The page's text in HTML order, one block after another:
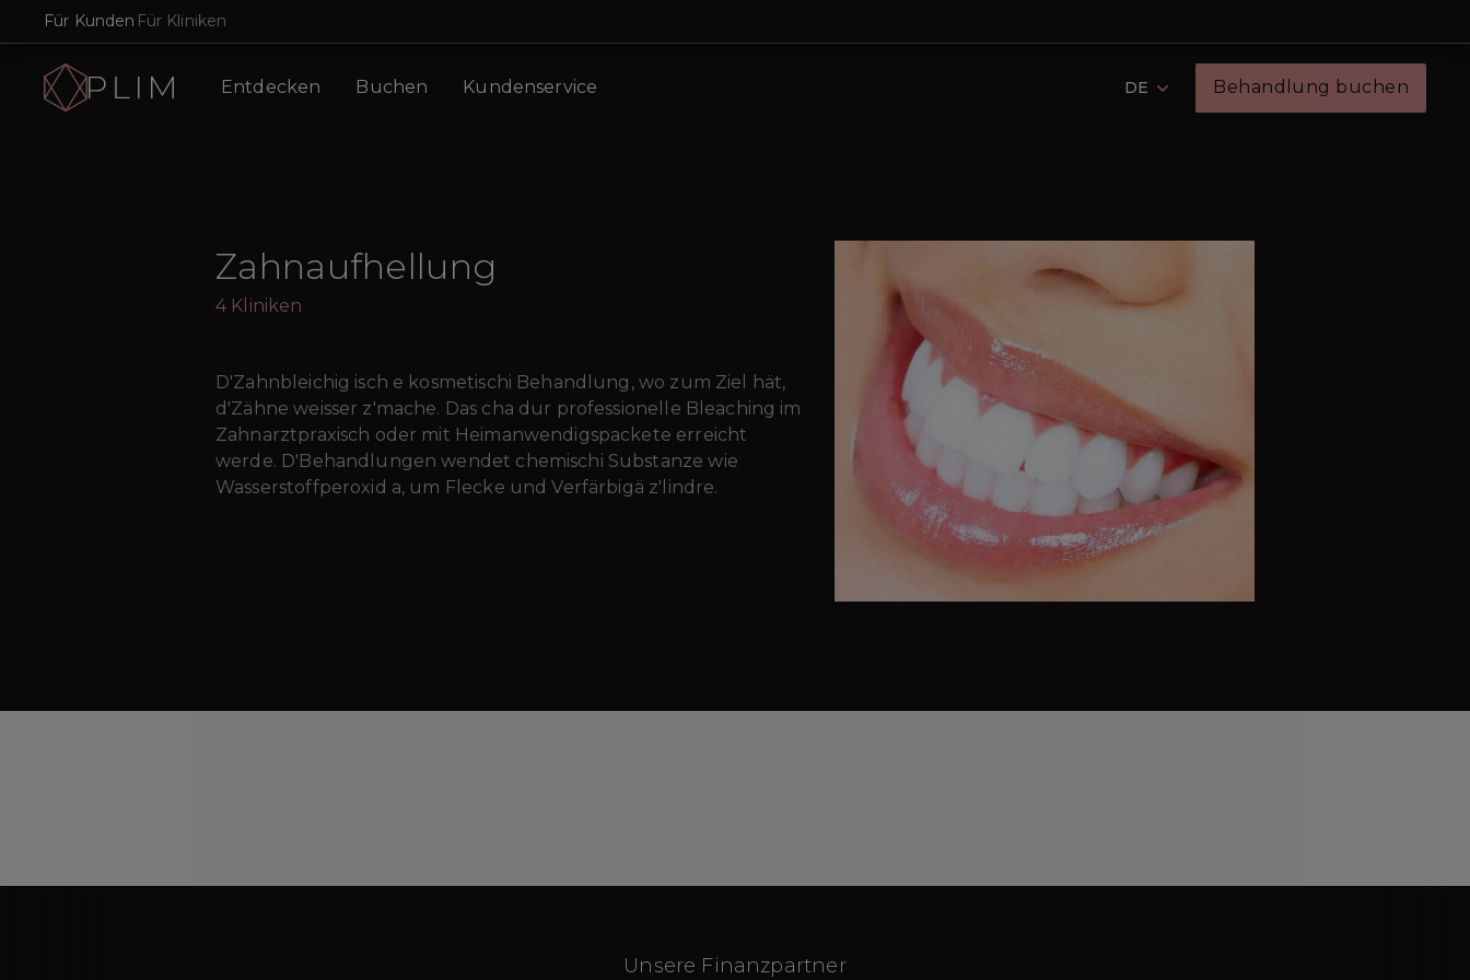
Für Kunden Für Kliniken
Entdecken Buchen Kundenservice DE Behandlung buchen
Zahnaufhellung
4 Kliniken
D'Zahnbleichig isch e kosmetischi Behandlung, wo zum Ziel hät,
d'Zähne weisser z'mache. Das cha dur professionelle Bleaching im
Zahnarztpraxisch oder mit Heimanwendigspackete erreicht
werde. D'Behandlungen wendet chemischi Substanze wie
Wasserstoffperoxid a, um Flecke und Verfärbigä z'lindre.
Unsere Finanzpartner